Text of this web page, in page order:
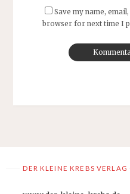
Save my name,
browser for next time I
DER KLEINE KREBS VERLAG